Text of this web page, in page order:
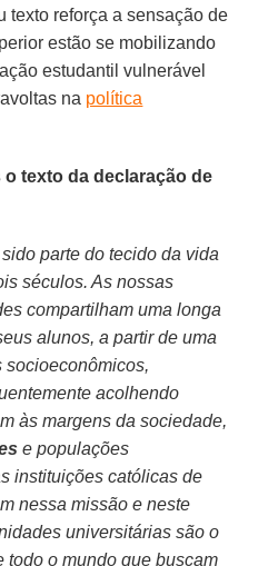
texto reforça a sensação de
estão se mobilizando
estudantil vulnerável
na política
texto da declaração de
parte do tecido da vida
séculos. As nossas
compartilham uma longa
alunos, a partir de uma
socioeconômicos,
acolhendo
às margens da sociedade,
e populações
instituições católicas de
nessa missão e neste
universitárias são o
todo o mundo que buscam